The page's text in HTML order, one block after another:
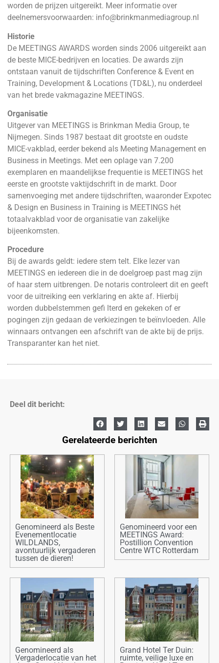
worden de prijzen uitgereikt. Meer informatie over
deelnemersvoorwaarden: info@brinkmanmediagroup.nl
Historie
De MEETINGS AWARDS worden sinds 2006 uitgereikt aan
de beste MICE-bedrijven en locaties. De awards zijn
ontstaan vanuit de tijdschriften Conference & Event en
Training, Development & Locations (TD&L), nu onderdeel
van het brede vakmagazine MEETINGS.
Organisatie
Uitgever van MEETINGS is Brinkman Media Group, te
Nijmegen. Sinds 1987 bestaat dit grootste en oudste
MICE-vakblad, eerder bekend als Meeting Management en
Business in Meetings. Met een oplage van 7.200
exemplaren en maandelijkse frequentie is MEETINGS het
eerste en grootste vaktijdschrift in de markt. Door
samenvoeging met andere tijdschriften, waaronder Expotec
& Design en Business in Training is MEETINGS hét
totaalvakblad voor de organisatie van zakelijke
bijeenkomsten.
Procedure
Bij de awards geldt: iedere stem telt. Elke lezer van
MEETINGS en iedereen die in de doelgroep past mag zijn
of haar stem uitbrengen. De notaris controleert dit en geeft
voor de uitreiking een verklaring en akte af. Hierbij
worden dubbelstemmen gefi lterd en gekeken of er
pogingen zijn gedaan de verkiezingen te beïnvloeden. Alle
winnaars ontvangen een afschrift van de akte bij de prijs.
Transparanter kan het niet.
Deel dit bericht:
Gerelateerde berichten
Genomineerd als Beste
Evenementlocatie
WILDLANDS,
avontuurlijk vergaderen
tussen de dieren!
Genomineerd voor een
MEETINGS Award:
Postillion Convention
Centre WTC Rotterdam
Genomineerd als
Vergaderlocatie van het
Grand Hotel Ter Duin:
ruimte, veilige luxe en